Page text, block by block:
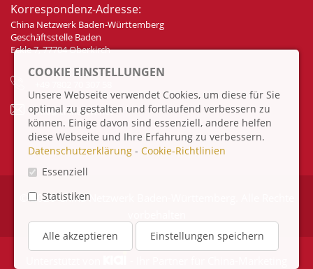
Korrespondenz-Adresse:
China Netzwerk Baden-Württemberg
Geschäftsstelle Baden
Eckle 7, 77704 Oberkirch
info@china-bw.net
© 2026 China Netzwerk Baden-Württemberg. Alle Rechte
COOKIE EINSTELLUNGEN
Unsere Webseite verwendet Cookies, um diese für Sie
optimal zu gestalten und fortlaufend verbessern zu
können. Einige davon sind essenziell, andere helfen
diese Webseite und Ihre Erfahrung zu verbessern.
Datenschutzerklärung - Cookie-Richtlinien
Essenziell
Statistiken
Alle akzeptieren Einstellungen speichern